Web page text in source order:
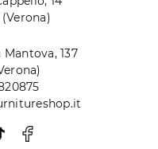
137